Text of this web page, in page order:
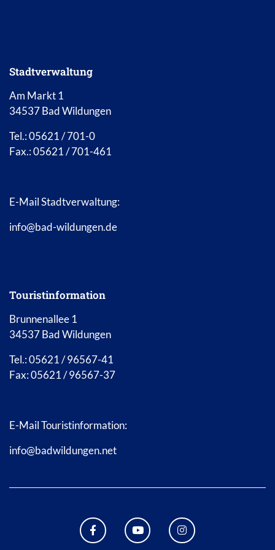
Stadtverwaltung
Am Markt 1
34537 Bad Wildungen
Tel.: 05621 / 701-0
Fax.: 05621 / 701-461
E-Mail Stadtverwaltung:
info@bad-wildungen.de
Touristinformation
Brunnenallee 1
34537 Bad Wildungen
Tel.: 05621 / 96567-41
Fax: 05621 / 96567-37
E-Mail Touristinformation:
info@badwildungen.net
FACEBOOK BAD WILDUNGEN
YOUTUBE KANAL STADT
INSTAGRAM